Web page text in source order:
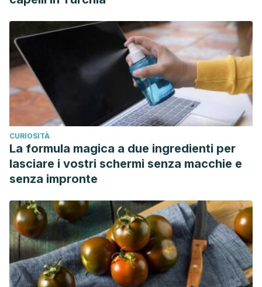
CURIOSITÀ
La formula magica a due ingredienti per
lasciare i vostri schermi senza macchie e
senza impronte